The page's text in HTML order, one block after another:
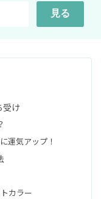
見る
受け
運気アップ！
カラー